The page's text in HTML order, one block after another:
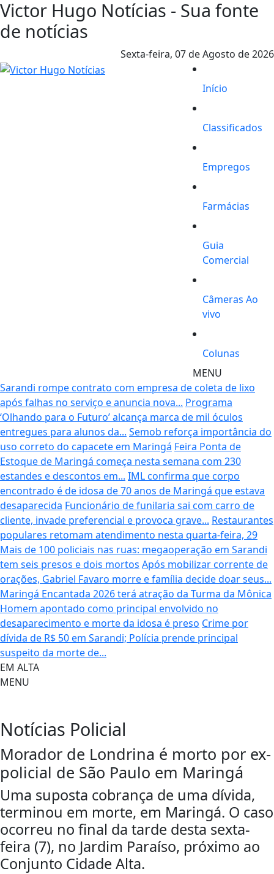
Victor Hugo Notícias - Sua fonte
de notícias
Sexta-feira, 07 de Agosto de 2026
Início
Classificados
Empregos
Farmácias
Guia
Comercial
Câmeras Ao
vivo
Colunas
MENU
Sarandi rompe contrato com empresa de coleta de lixo
após falhas no serviço e anuncia nova... Programa
‘Olhando para o Futuro’ alcança marca de mil óculos
entregues para alunos da... Semob reforça importância do
uso correto do capacete em Maringá Feira Ponta de
Estoque de Maringá começa nesta semana com 230
estandes e descontos em... IML confirma que corpo
encontrado é de idosa de 70 anos de Maringá que estava
desaparecida Funcionário de funilaria sai com carro de
cliente, invade preferencial e provoca grave... Restaurantes
populares retomam atendimento nesta quarta-feira, 29
Mais de 100 policiais nas ruas: megaoperação em Sarandi
tem seis presos e dois mortos Após mobilizar corrente de
orações, Gabriel Favaro morre e família decide doar seus...
Maringá Encantada 2026 terá atração da Turma da Mônica
Homem apontado como principal envolvido no
desaparecimento e morte da idosa é preso Crime por
dívida de R$ 50 em Sarandi; Polícia prende principal
suspeito da morte de...
EM ALTA
MENU
Notícias Policial
Morador de Londrina é morto por ex-
policial de São Paulo em Maringá
Uma suposta cobrança de uma dívida,
terminou em morte, em Maringá. O caso
ocorreu no final da tarde desta sexta-
feira (7), no Jardim Paraíso, próximo ao
Conjunto Cidade Alta.